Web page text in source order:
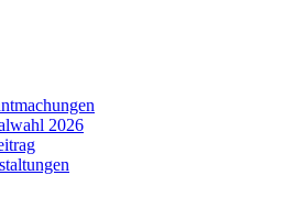
2026